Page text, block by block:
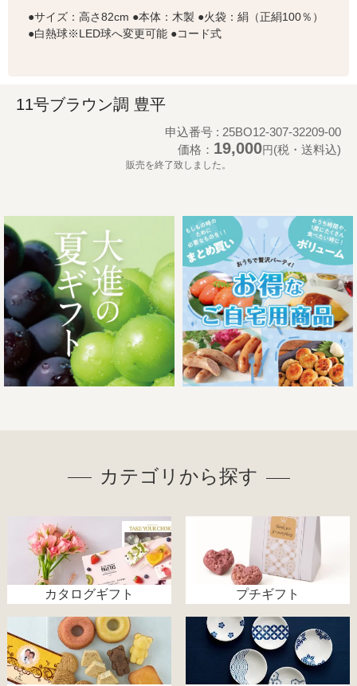
●サイズ：高さ82cm ●本体：木製 ●火袋：絹（正絹100％）
●白熱球※LED球へ変更可能 ●コード式
11号ブラウン調 豊平
申込番号 : 25BO12-307-32209-00
価格： 19,000円(税・送料込)
販売を終了致しました。
カテゴリから探す
カタログギフト プチギフト